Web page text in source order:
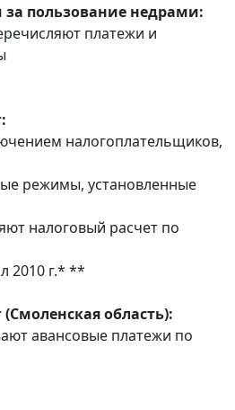
за пользование недрами:
платежи и
налогоплательщиков,
режимы, установленные
налоговый расчет по
2010 г.* **
область):
авансовые платежи по